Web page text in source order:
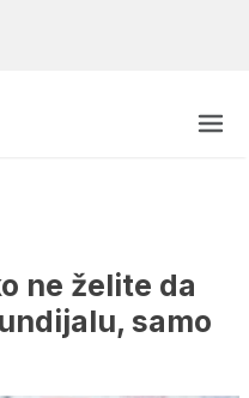
ne želite da
samo